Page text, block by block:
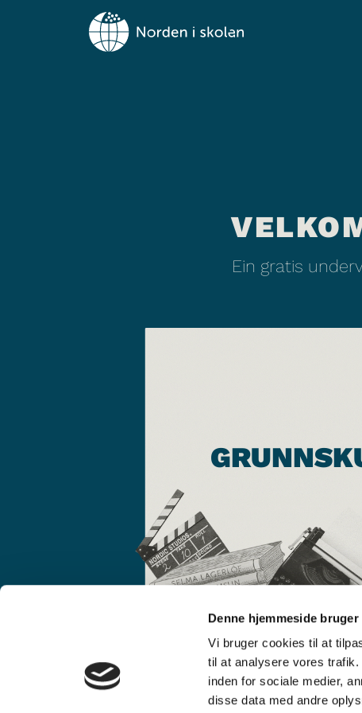
Denne hjemmeside
Vi bruger cookies til at
til at analysere vores
inden for sociale medier,
disse data med andre
Ein gratis